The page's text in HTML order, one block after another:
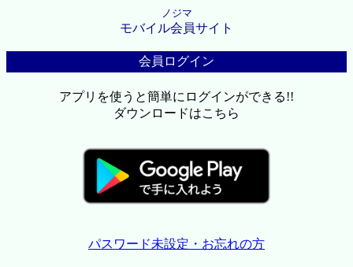
ノジマ
モバイル会員サイト
会員ログイン
アプリを使うと簡単にログインができる!!
ダウンロードはこちら
パスワード未設定・お忘れの方